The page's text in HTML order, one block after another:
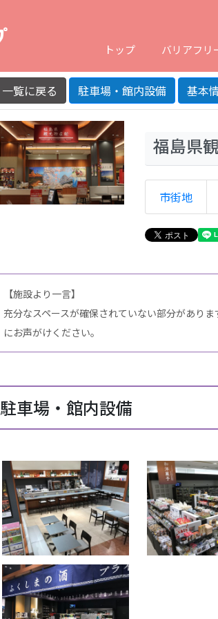
トップ
バリアフリ
細
一覧に戻る 駐車場・館内設備 基本
福島県
市街地
【施設より一言】
充分なスペースが確保されていない部分があり
にお声がけください。
駐車場・館内設備